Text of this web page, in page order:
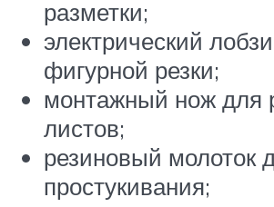
разметки;
электрический
фигурной резки;
монтажный нож для
листов;
резиновый молоток
простукивания;